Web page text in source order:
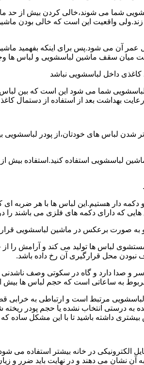
شما می شوند،خالی کردن بیش از حد
واقعیت این است که خالی بودن
آن می شود.پس برای اینکه بفهمید
داخل لباسشویی نباشد
شما می شود این است که بین لباس
بهداشت بعد از استفاده از دستمال
شدن لباس های خودتان،از پودر
لباسشویی استفاده کنید.استفاده
دکمه دار هستیم.این لباس ها با هر
که دارای دکمه های فلزی می باشند را
و به صورت برعکس در ماشین لباسشویی
لباس ها تولید می کند و آرامش را از
نبودن محل قرارگیری آن رخ داده باشد.
و صدا دارد و گاه در سکوتی وصف
مربوط به ساعاتی است که حجم لباس ها
لباسشویی مرتبط است و ارتباطی به
به درستی انتخاب نشده یا حجم پودر
داشته باشید تا با این مشکل ساده
در خانه بیشتر استفاده می
نشان می دهند و در نهایت باید ضرر و